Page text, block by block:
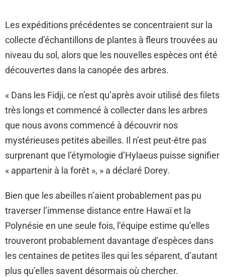
Les expéditions précédentes se concentraient sur la
collecte d’échantillons de plantes à fleurs trouvées au
niveau du sol, alors que les nouvelles espèces ont été
découvertes dans la canopée des arbres.
« Dans les Fidji, ce n’est qu’après avoir utilisé des filets
très longs et commencé à collecter dans les arbres
que nous avons commencé à découvrir nos
mystérieuses petites abeilles. Il n’est peut-être pas
surprenant que l’étymologie d’Hylaeus puisse signifier
« appartenir à la forêt », » a déclaré Dorey.
Bien que les abeilles n’aient probablement pas pu
traverser l’immense distance entre Hawaï et la
Polynésie en une seule fois, l’équipe estime qu’elles
trouveront probablement davantage d’espèces dans
les centaines de petites îles qui les séparent, d’autant
plus qu’elles savent désormais où chercher.